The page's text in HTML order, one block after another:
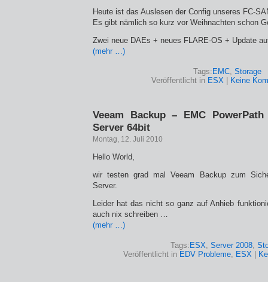
Heute ist das Auslesen der Config unseres FC-
Es gibt nämlich so kurz vor Weihnachten schon
Zwei neue DAEs + neues FLARE-OS + Update
(mehr …)
Tags: EMC, Storage
Veröffentlicht in ESX Keine
Veeam Backup – EMC
Server 64bit
Montag, 12. Juli 2010
Hello World,
wir testen grad mal Veeam Backup zum
Server.
Leider hat das nicht so ganz auf Anhieb
auch nix schreiben …
(mehr …)
Tags: ESX, Server 2008,
Veröffentlicht in EDV Probleme, ESX